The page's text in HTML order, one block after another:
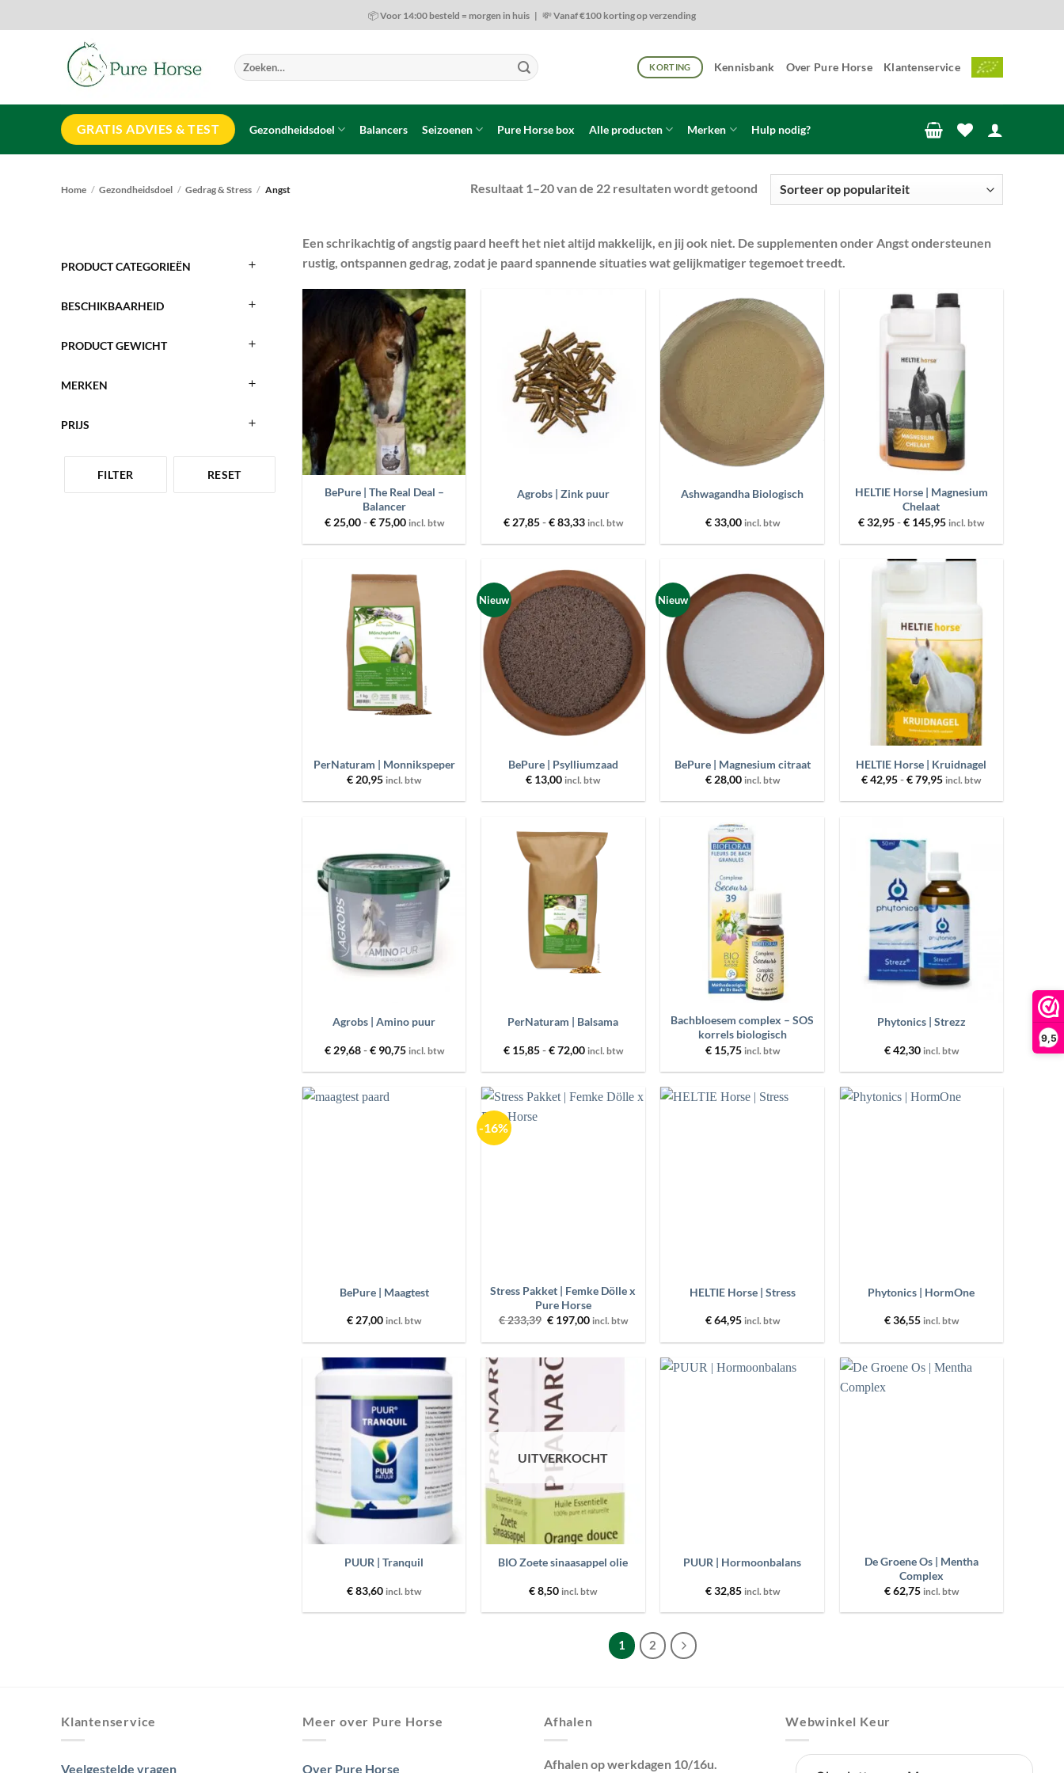
9,5
naar
📦 Voor 14:00 besteld = morgen in huis | 💸 Vanaf €100 korting op verzending
Zoeken
naar:
KORTING Kennisbank Over Pure Horse Klantenservice
GRATIS ADVIES & TEST Gezondheidsdoel Balancers Seizoenen Pure Horse box Alle producten Merken Hulp nodig?
Home / Gezondheidsdoel / Gedrag & Stress / Angst Resultaat 1–20 van de 22 resultaten wordt getoondGesorteerd
op
PRODUCT CATEGORIEËN
BESCHIKBAARHEID
PRODUCT GEWICHT
MERKEN
PRIJS
FILTER RESET
Een schrikachtig of angstig paard heeft het niet altijd makkelijk, en jij ook niet. De supplementen onder Angst ondersteunen
rustig, ontspannen gedrag, zodat je paard spannende situaties wat gelijkmatiger tegemoet treedt.
Toevoegen
aan
wenslijst
+
BePure | The Real Deal –
Balancer
€25,00-€75,00Prijsklasse:
tot
incl. btw
wenslijst
Agrobs | Zink puur
€27,85-€83,33Prijsklasse:
tot
incl. btw
Toevoegen
wenslijst
Ashwagandha Biologisch
€33,00 incl. btw
aan
HELTIE Horse | Magnesium
Chelaat
€32,95-€ 145,95Prijsklasse:
tot
incl. btw
Toevoegen
wenslijst
PerNaturam | Monnikspeper
€ 20,95 incl. btw
Nieuw
Toevoegen
aan
wenslijst
BePure | Psylliumzaad
€ 13,00 incl. btw
Nieuw
Toevoegen
aan
wenslijst
BePure | Magnesium citraat
€28,00 incl. btw
wenslijst
HELTIE Horse | Kruidnagel
€42,95-€79,95Prijsklasse:
tot
incl. btw
Toevoegen
aan
wenslijst
Agrobs | Amino puur
€29,68-€90,75Prijsklasse:
tot
incl. btw
Toevoegen
PerNaturam | Balsama
€15,85-€72,00Prijsklasse:
tot
incl. btw
Bachbloesem complex – SOS
korrels biologisch
€15,75 incl. btw
wenslijst
Phytonics | Strezz
€42,30 incl. btw
BePure | Maagtest
€ 27,00 incl. btw
-16%
Stress Pakket | Femke Dölle x
Pure Horse
€233,39 Oorspronkelijke
was:
€ 197,00Huidige
is:
incl. btw
HELTIE Horse | Stress
€64,95 incl. btw
Phytonics | HormOne
€36,55 incl. btw
Toevoegen
aan
wenslijst
PUUR | Tranquil
€83,60 incl. btw
+
UITVERKOCHT
BIO Zoete sinaasappel olie
€8,50 incl. btw
PUUR | Hormoonbalans
€32,85 incl. btw
De Groene Os | Mentha
Complex
€62,75 incl. btw
1 2
Klantenservice
Veelgestelde vragen
Meer over Pure Horse
Over Pure Horse
Afhalen
Afhalen op werkdagen 10/16u.
Webwinkel Keur